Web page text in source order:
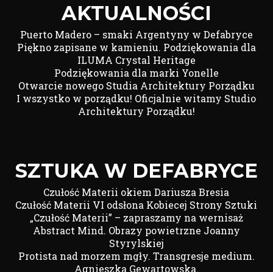
AKTUALNOŚCI
Puerto Madero – smaki Argentyny w Defabryce
Piękno zapisane w kamieniu. Podziękowania dla
ILUMA Crystal Heritage
Podziękowania dla marki Yonelle
Otwarcie nowego Studia Architektury Porządku
I wszystko w porządku! Oficjalnie witamy Studio
Architektury Porządku!
SZTUKA W DEFABRYCE
Czułość Materii okiem Dariusza Bresia
Czułość Materii VI odsłona Kobiecej Strony Sztuki
„Czułość Materii” – zapraszamy na wernisaż
Abstract Mind. Obrazy powietrzne Joanny
Styrylskiej
Protista nad morzem mgły. Transgresje medium.
Agnieszka Gewartowska.